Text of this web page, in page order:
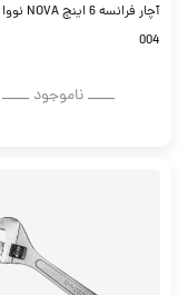
004
ــــــ ناموجود ــــــ